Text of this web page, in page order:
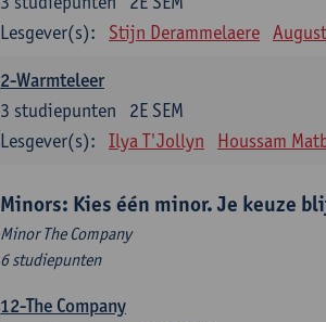
Lesgever(s):
Stijn Derammelaere
2-Warmteleer
2E SEM
3 studiepunten
Lesgever(s):
Ilya T'Jollyn Houssam
Minors: Kies één minor. Je keuze
Minor The Company
6 studiepunten
12-The Company